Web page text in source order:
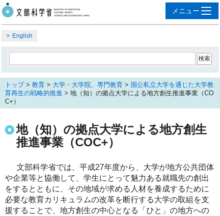
English
トップ> 教育 > 大学・大学院、専門教育 > 国公私立大学を通じた大学教
育再生の戦略的推進 > 地（知）の拠点大学による地方創生推進事業（CO
C+）
地（知）の拠点大学による地方創生
推進事業（COC+）
文部科学省では、平成27年度から、大学が地方公共団体
や企業等と協働して、学生にとって魅力ある就職先の創出
をするとともに、その地域が求める人材を養成するために
必要な教育カリキュラムの改革を断行する大学の取組を支
援することで、地方創生の中心となる「ひと」の地方への